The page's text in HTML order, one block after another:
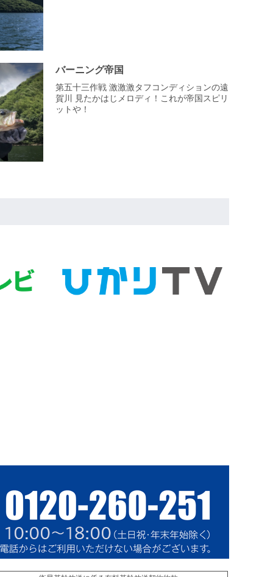
バーニング帝国
第五十三作戦 激激激タフコンディションの遠
賀川 見たかはじメロディ！これが帝国スピリ
ットや！